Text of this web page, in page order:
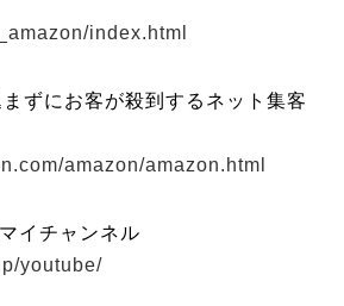
index.html
ずにお客が殺到するネット集客
amazon/amazon.html
イチャンネル
youtube/